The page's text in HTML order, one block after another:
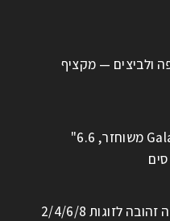
ולביצים — מקציף
סמסונג Galaxy A42 5G משוחזר, 6.6"
טבעת נירוסטה חלקה זהובה לזוגות 2/4/6/8